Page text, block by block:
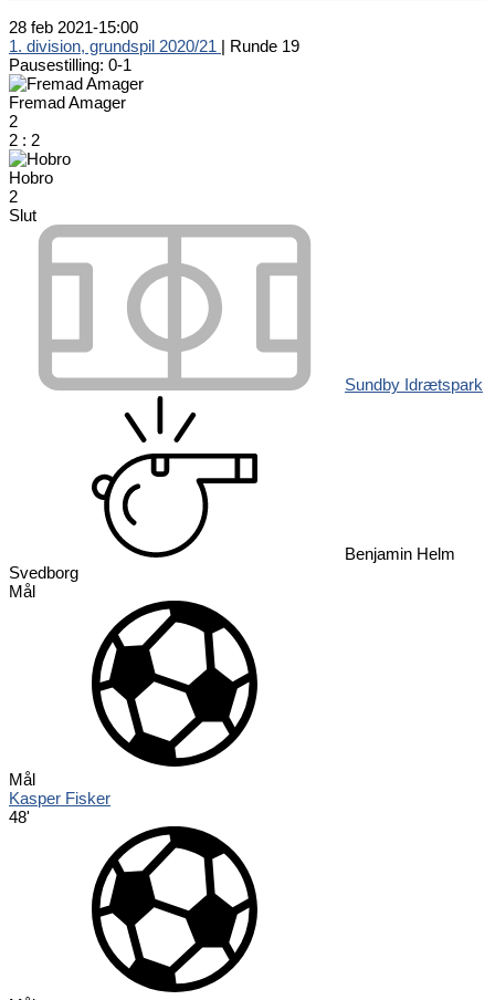
28 feb 2021-15:00
1. division, grundspil 2020/21 | Runde 19
Pausestilling: 0-1
Fremad Amager
2
2 : 2
Hobro
2
Slut
Sundby Idrætspark
Benjamin Helm
Svedborg
Mål
Mål
Kasper Fisker
48'